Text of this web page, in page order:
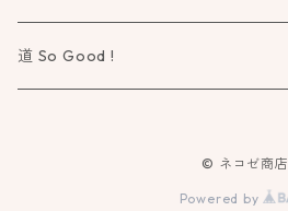
物語に飛びこむ
小さなカタチ×モヨウスタンプ
道 So Good !
© ネコゼ商店
Powered by